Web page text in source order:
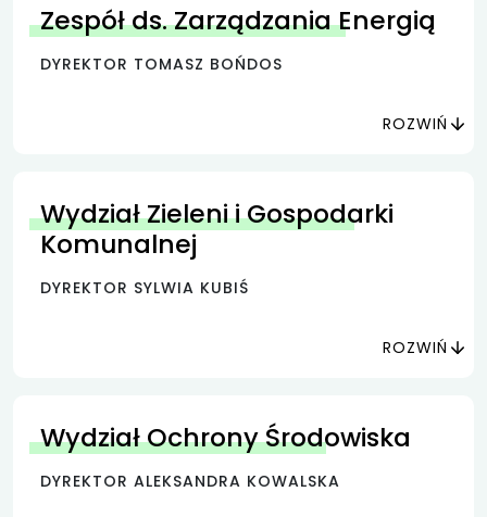
Zespół ds. Zarządzania Energią
DYREKTOR TOMASZ BOŃDOS
ROZWIŃ
Wydział Zieleni i Gospodarki
Komunalnej
DYREKTOR SYLWIA KUBIŚ
ROZWIŃ
Wydział Ochrony Środowiska
DYREKTOR ALEKSANDRA KOWALSKA